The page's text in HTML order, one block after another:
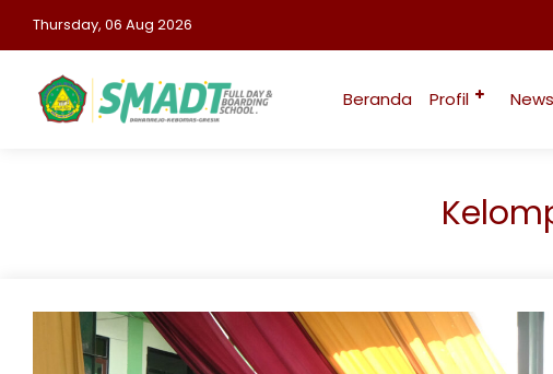
Thursday, 06 Aug 2026
Beranda Profil News